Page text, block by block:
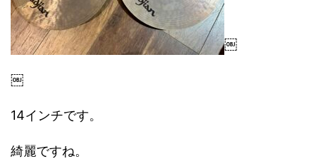
￼
￼
14インチです。
綺麗ですね。